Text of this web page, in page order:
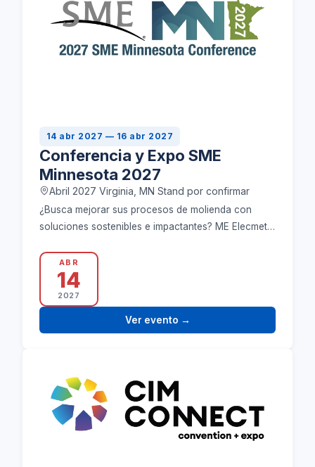
14 abr 2027 — 16 abr 2027
Conferencia y Expo SME
Minnesota 2027
Abril 2027 Virginia, MN Stand por confirmar
¿Busca mejorar sus procesos de molienda con
soluciones sostenibles e impactantes? ME Elecmetal
satisfacer sus…
ABR
14
2027
Ver evento →